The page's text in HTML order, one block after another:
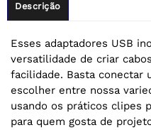
Descrição
Esses adaptadores USB
versatilidade de criar
facilidade. Basta conectar
escolher entre nossa
usando os práticos clipes
para quem gosta de